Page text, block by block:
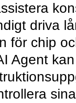
driva
för chip
Agent